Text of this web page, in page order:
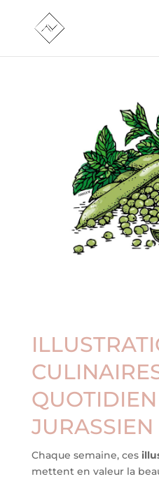
QUOTIDIEN
JURASSIEN
Chaque semaine, ces
mettent en valeur la